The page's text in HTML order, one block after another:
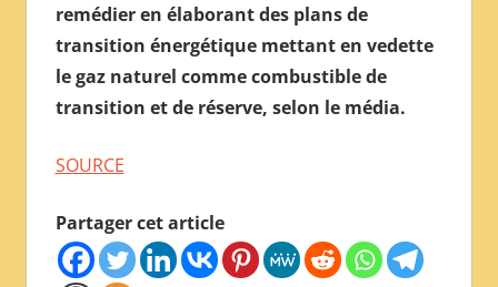
remédier en élaborant des plans de
transition énergétique mettant en vedette
le gaz naturel comme combustible de
transition et de réserve, selon le média.
SOURCE
Partager cet article